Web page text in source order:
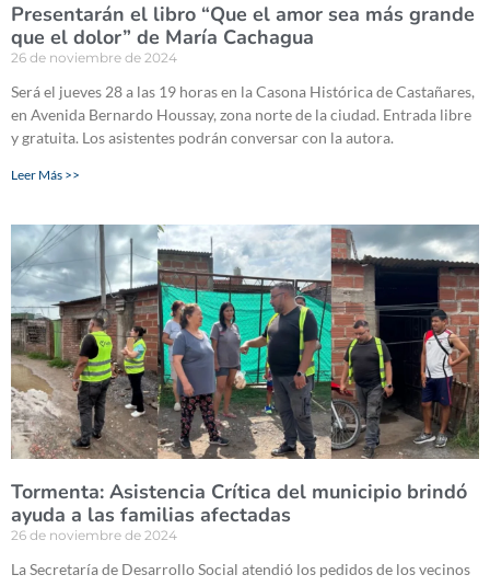
Presentarán el libro “Que el amor sea más grande
que el dolor” de María Cachagua
26 de noviembre de 2024
Será el jueves 28 a las 19 horas en la Casona Histórica de Castañares,
en Avenida Bernardo Houssay, zona norte de la ciudad. Entrada libre
y gratuita. Los asistentes podrán conversar con la autora.
Leer Más >>
Tormenta: Asistencia Crítica del municipio brindó
ayuda a las familias afectadas
26 de noviembre de 2024
La Secretaría de Desarrollo Social atendió los pedidos de los vecinos